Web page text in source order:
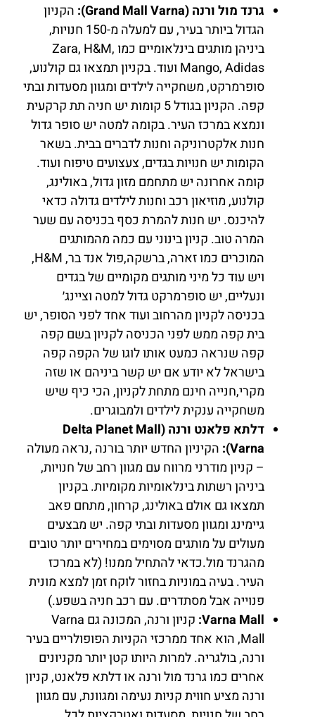
גרנד מול ורנה (Grand Mall Varna):
הקניון
הגדול ביותר בעיר, עם למעלה מ-150 חנויות,
ביניהן מותגים בינלאומיים כמו Zara, H&M,
Mango, Adidas ועוד. בקניון תמצאו גם קולנוע,
סופרמרקט, משחקייה לילדים ומגוון מסעדות ובתי
קפה. הקניון בגודל 5 קומות יש חניה תת קרקעית
ונמצא במרכז העיר. בקומה למטה יש סופר גדול
חנות אלקטרוניקה וחנות לדברים בבית. בשאר
הקומות יש חנויות בגדים, צעצועים טיפוח ועוד.
קומה אחרונה יש מתחמם מזון גדול, באולינג,
קולנוע, מוזיאון רכב וחנות לילדים גדולה כדאי
להיכנס. יש חנות להמרת כסף בכניסה עם שער
המרה טוב. קניון בינוני עם כמה מהמותגים
המוכרים כמו זארה, ברשקה,פול אנד בר, H&M,
ויש עוד כל מיני מותגים מקומיים של בגדים
ונעליים, יש סופרמרקט גדול למטה וציינג׳
בכניסה לקניון מהרחוב ועוד אחד לפני הסופר, יש
בית קפה ממש לפני הכניסה לקניון בשם קפה
קפה שנראה כמעט אותו לוגו של הקפה קפה
בישראל לא יודע אם יש קשר ביניהם או שזה
מקרי,חנייה חינם מתחת לקניון, הכי כיף שיש
משחקייה ענקית לילדים ולמבוגרים.
דלתא פלאנט ורנה (Delta Planet Mall
Varna): הקיניון החדש יותר בורנה ,נראה מעולה
– קניון מודרני מרווח עם מגוון רחב של חנויות,
ביניהן רשתות בינלאומיות מקומיות. בקניון
תמצאו גם אולם באולינג, קרחון, מתחם פאב
גיימינג ומגוון מסעדות ובתי קפה. יש מבצעים
מעולים על מותגים מסוימים במחירים יותר טובים
מהגרנד מול.כדאי להתחיל ממנו! (לא במרכז
העיר. בעיה במוניות בחזור לוקח זמן למצא מונית
פנוייה אבל מסתדרים. עם רכב חניה בשפע.)
Varna Mall:
קניון ורנה, המכונה גם Varna
Mall, הוא אחד ממרכזי הקניות הפופולריים בעיר
ורנה, בולגריה. למרות היותו קטן יותר מקניונים
אחרים כמו גרנד מול ורנה או דלתא פלאנט, קניון
ורנה מציע חווית קניות נעימה ומגוונת, עם מגוון